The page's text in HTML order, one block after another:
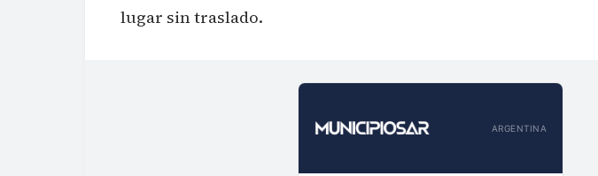
lugar sin traslado.
ARGENTINA